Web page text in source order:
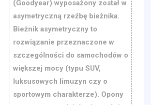
(Goodyear) wyposażony został w
asymetryczną rzeźbę bieżnika.
Bieżnik asymetryczny to
rozwiązanie przeznaczone w
szczególności do samochodów o
większej mocy (typu SUV,
luksusowych limuzyn czy o
sportowym charakterze). Opony